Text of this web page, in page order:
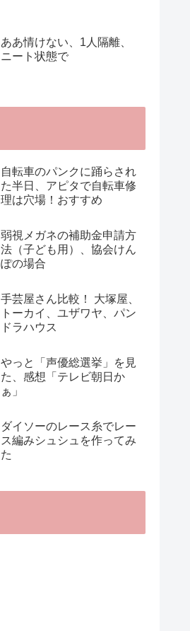
ああ情けない、1人隔離、
ニート状態で
自転車のパンクに踊らされ
た半日、アピタで自転車修
理は穴場！おすすめ
弱視メガネの補助金申請方
法（子ども用）、協会けん
ぽの場合
手芸屋さん比較！ 大塚屋、
トーカイ、ユザワヤ、パン
ドラハウス
やっと「声優総選挙」を見
た、感想「テレビ朝日か
ぁ」
ダイソーのレース糸でレー
ス編みシュシュを作ってみ
た